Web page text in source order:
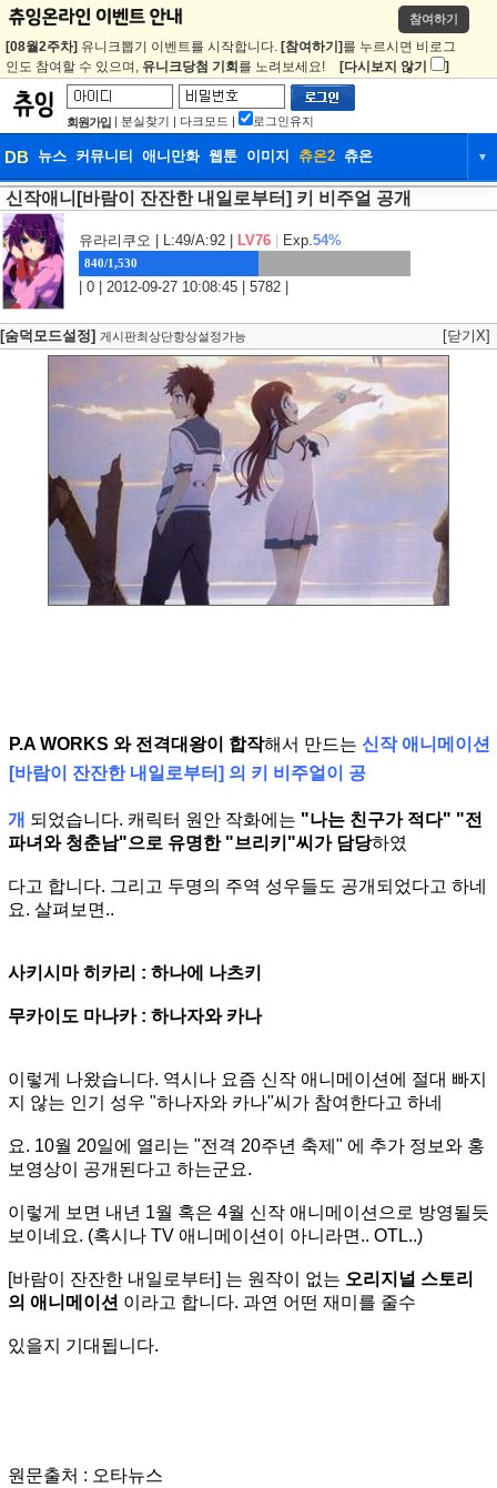
참여하기
[08월2주차] 유니크뽑기 이벤트를 시작합니다. [참여하기] 를 누르시면 비로그
인도 참여할 수 있으며, 유니크당첨 기회 를 노려보세요! [다시보지 않기 ]
회원가입 | 분실찾기 | 다크모드 | 로그인유지
DB 뉴스 커뮤니티 애니만화 웹툰 이미지 츄온2 츄온 ▼
DB 뉴스 커뮤니티 애니만화
웹툰 이미지 츄온2
신작애니[바람이 잔잔한 내일로부터] 키 비주얼 공개
유라리쿠오 | L:49/A:92 | LV76 Exp.54%
840/1,530
| 0 | 2012-09-27 10:08:45 | 5782 |
[숨덕모드설정] 게시판최상단항상설정가능 [닫기X]
P.A WORKS 와 전격대왕이 합작해서 만드는 신작 애니메이션
[바람이 잔잔한 내일로부터] 의 키 비주얼이 공
개 되었습니다. 캐릭터 원안 작화에는 "나는 친구가 적다" "전
파녀와 청춘남"으로 유명한 "브리키"씨가 담당하였
다고 합니다. 그리고 두명의 주역 성우들도 공개되었다고 하네
요. 살펴보면..
사키시마 히카리 : 하나에 나츠키
무카이도 마나카 : 하나자와 카나
이렇게 나왔습니다. 역시나 요즘 신작 애니메이션에 절대 빠지
지 않는 인기 성우 "하나자와 카나"씨가 참여한다고 하네
요. 10월 20일에 열리는 "전격 20주년 축제" 에 추가 정보와 홍
보영상이 공개된다고 하는군요.
이렇게 보면 내년 1월 혹은 4월 신작 애니메이션으로 방영될듯
보이네요. (혹시나 TV 애니메이션이 아니라면.. OTL..)
[바람이 잔잔한 내일로부터] 는 원작이 없는 오리지널 스토리
의 애니메이션 이라고 합니다. 과연 어떤 재미를 줄수
있을지 기대됩니다.
원문출처 : 오타뉴스